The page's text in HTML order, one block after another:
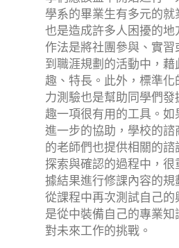
學系的畢業生有多元的
也是造成許多人困擾的地
作法是將社團參與、實
到職涯規劃的活動中，
趣、特長。此外，標準
力測驗也是幫助同學們
趣一項很有用的工具。
進一步的協助，學校的
的老師們也提供相關的諮
探索與確認的過程中，
據結果進行修課內容的規
從課程中再次測試自己的
是從中裝備自己的專業
對未來工作的挑戰。